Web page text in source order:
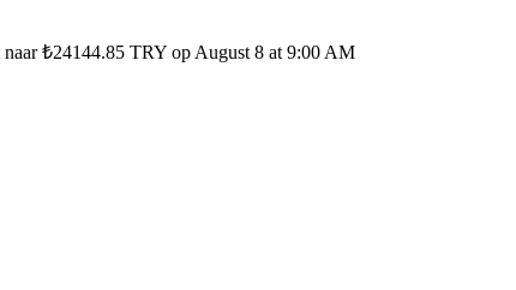
₺24144.85 TRY op August 8 at 9:00 AM